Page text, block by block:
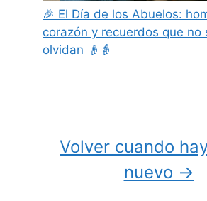
🎉 El Día de los Abuelos:
corazón y recuerdos que no
olvidan 👴👵
Volver cuando
nuevo →